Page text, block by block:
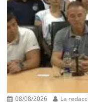
08/08/2026 La